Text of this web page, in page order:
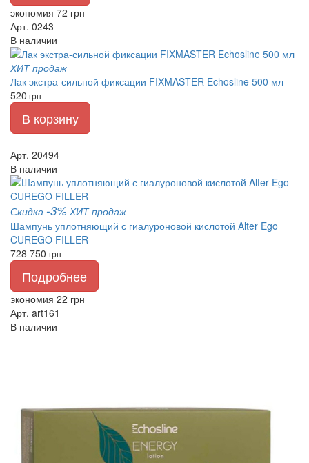
экономия 72 грн
Арт. 0243
В наличии
ХИТ продаж
Лак экстра-сильной фиксации FIXMASTER Echosline 500 мл
520 грн
В корзину
Арт. 20494
В наличии
Скидка -3% ХИТ продаж
Шампунь уплотняющий с гиалуроновой кислотой Alter Ego
CUREGO FILLER
728 750 грн
Подробнее
экономия 22 грн
Арт. art161
В наличии